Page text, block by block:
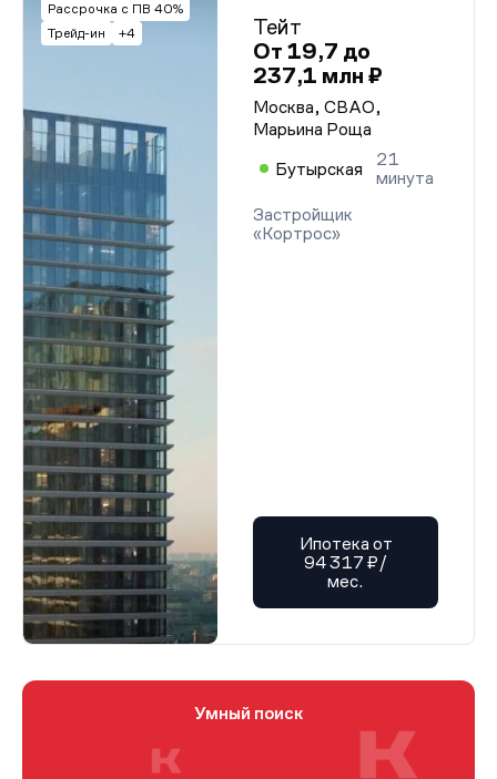
Рассрочка с ПВ 40%
Трейд-ин
+4
Тейт
От 19,7 до
237,1 млн ₽
Москва, СВАО,
Марьина Роща
Бутырская
21
минута
Застройщик
«Кортрос»
Ипотека от
94 317 ₽/
мес.
Умный поиск